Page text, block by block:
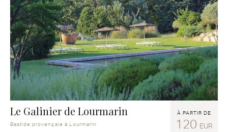
Le Galinier de Lourmarin
Bastide provençale à Lourmarin
À PARTIR DE
120 EUR